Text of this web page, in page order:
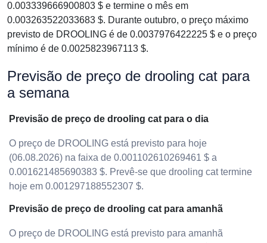
0.003339666900803 $ e termine o mês em
0.003263522033683 $. Durante outubro, o preço máximo
previsto de DROOLING é de 0.0037976422225 $ e o preço
mínimo é de 0.0025823967113 $.
Previsão de preço de drooling cat para
a semana
Previsão de preço de drooling cat para o dia
O preço de DROOLING está previsto para hoje
(06.08.2026) na faixa de 0.001102610269461 $ a
0.001621485690383 $. Prevê-se que drooling cat termine
hoje em 0.001297188552307 $.
Previsão de preço de drooling cat para amanhã
O preço de DROOLING está previsto para amanhã